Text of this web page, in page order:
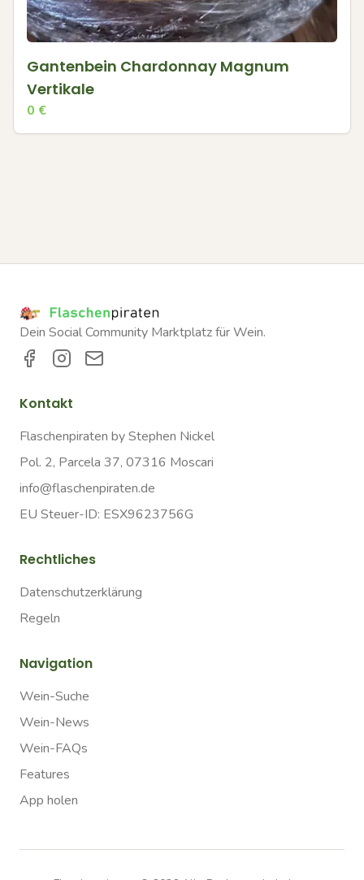
Gantenbein Chardonnay Magnum
Vertikale
0 €
Dein Social Community Marktplatz für Wein.
Kontakt
Flaschenpiraten by Stephen Nickel
Pol. 2, Parcela 37, 07316 Moscari
info@flaschenpiraten.de
EU Steuer-ID: ESX9623756G
Rechtliches
Datenschutzerklärung
Regeln
Navigation
Wein-Suche
Wein-News
Wein-FAQs
Features
App holen